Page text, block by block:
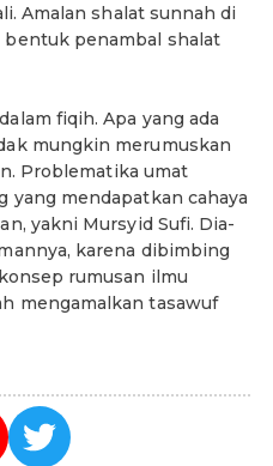
Amalan shalat sunnah di
bentuk penambal shalat
fiqih. Apa yang ada
mungkin merumuskan
Problematika umat
yang mendapatkan cahaya
yakni Mursyid Sufi. Dia-
karena dibimbing
rumusan ilmu
mengamalkan tasawuf